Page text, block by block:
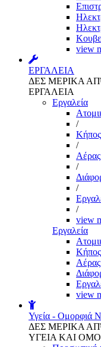
view
ΕΡΓΑΛΕΙΑ
ΔΕΣ ΜΕΡΙΚΑ
ΕΡΓΑΛΕΙΑ
Εργαλεία
/
Kήπος
/
Αέρας
/
/
/
view
Εργαλεία
Kήπος
Αέρας
view
Υγεία - Ομορφιά
ΔΕΣ ΜΕΡΙΚΑ
ΥΓΕΙΑ ΚΑΙ